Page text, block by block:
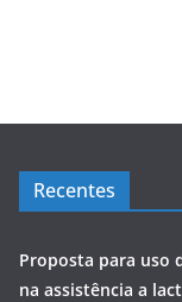
Recentes
Proposta para uso
na assistência a